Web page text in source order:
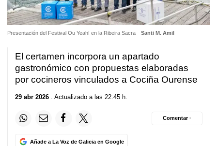
Presentación del Festival Ou Yeah! en la Ribeira Sacra Santi M. Amil
El certamen incorpora un apartado
gastronómico con propuestas elaboradas
por cocineros vinculados a Cociña Ourense
29 abr 2026 . Actualizado a las 22:45 h.
Añade a La Voz de Galicia en Google
Comentar ·